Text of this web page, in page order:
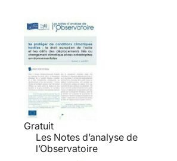
Gratuit
Les Notes d’analyse de
l’Observatoire